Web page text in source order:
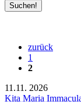
zurück
1
2
11.11. 2026
Kita Maria